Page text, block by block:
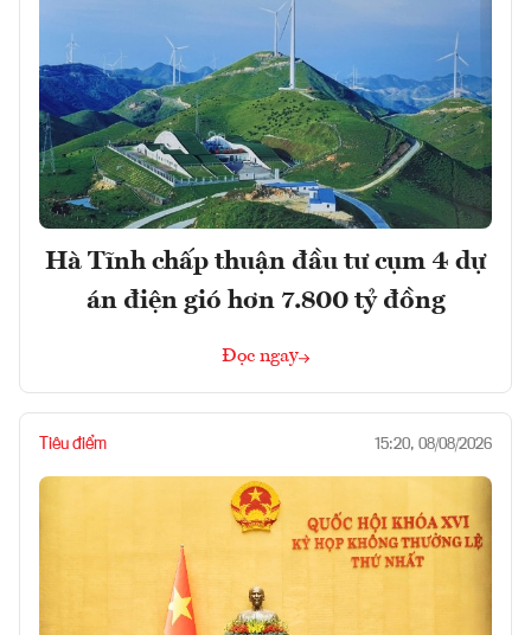
Hà Tĩnh chấp thuận đầu tư cụm 4 dự
án điện gió hơn 7.800 tỷ đồng
Đọc ngay
Tiêu điểm 15:20, 08/08/2026